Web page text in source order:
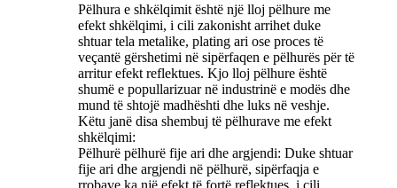
Pëlhura e shkëlqimit është një lloj pëlhure me
efekt shkëlqimi, i cili zakonisht arrihet duke
shtuar tela metalike, plating ari ose proces të
veçantë gërshetimi në sipërfaqen e pëlhurës për të
arritur efekt reflektues. Kjo lloj pëlhure është
shumë e popullarizuar në industrinë e modës dhe
mund të shtojë madhështi dhe luks në veshje.
Këtu janë disa shembuj të pëlhurave me efekt
shkëlqimi:
Pëlhurë pëlhurë fije ari dhe argjendi: Duke shtuar
fije ari dhe argjendi në pëlhurë, sipërfaqja e
rrobave ka një efekt të fortë reflektues, i cili